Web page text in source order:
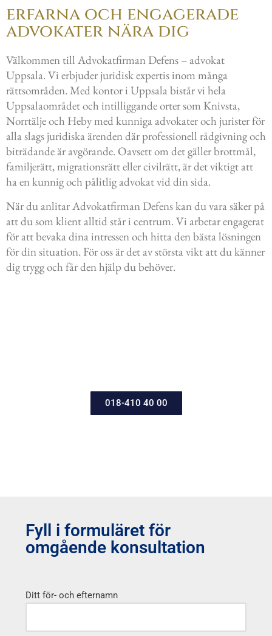
erfarna och engagerade
advokater nära dig
Välkommen till Advokatfirman Defens – advokat
Uppsala. Vi erbjuder juridisk expertis inom många
rättsområden. Med kontor i Uppsala bistår vi hela
Uppsalaområdet och intilliggande orter som Knivsta,
Norrtälje och Heby med kunniga advokater och jurister för
alla slags juridiska ärendendär professionell rådgivning och
biträdande är avgörande. Oavsett om det gäller brottmål,
familjerätt, migrationsrätt eller civilrätt, är det viktigt att
ha en kunnig och pålitlig advokat vid din sida.
När du anlitar Advokatfirman Defens kan du vara säker på
att du som klient alltid står i centrum. Vi arbetar engagerat
för att bevaka dina intressen och hitta den bästa lösningen
för din situation. För oss är det av största vikt att du känner
dig trygg och får den hjälp du behöver.
018-410 40 00
Fyll i formuläret för
omgående konsultation
Ditt för- och efternamn